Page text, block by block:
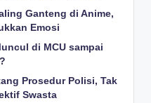
Ganteng di Anime,
Emosi
di MCU sampai
Prosedur Polisi, Tak
Swasta